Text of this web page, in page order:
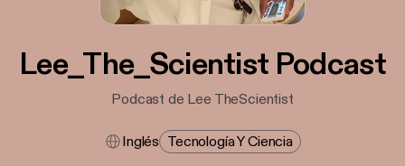
Lee_The_Scientist Podcast
Podcast de Lee TheScientist
Inglés Tecnología Y Ciencia